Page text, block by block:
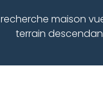
recherche maison
terrain